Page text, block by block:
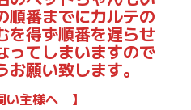
順番までにカルテの
を得ず順番を遅らせ
ってしまいますので
願い致します。
い主様へ 】